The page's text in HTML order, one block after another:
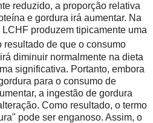
reduzido, a proporção relativa
e gordura irá aumentar. Na
produzem tipicamente uma
resultado de que o consumo
diminuir normalmente na dieta
significativa. Portanto, embora
para o consumo de
a ingestão de gordura
Como resultado, o termo
pode ser enganoso. Assim, o